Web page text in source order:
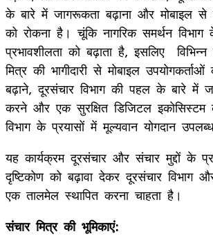
के बारे में जागरूकता बढ़ाना और मोबाइल से
को रोकना है। चूंकि नागरिक समर्थन
प्रभावशीलता को बढ़ाता है, इसलिए
मित्र की भागीदारी से मोबाइल उपयोगकर्ताओं
बढ़ाने, दूरसंचार विभाग की पहल के बारे में
करने और एक सुरक्षित डिजिटल
विभाग के प्रयासों में मूल्यवान योगदान
यह कार्यक्रम दूरसंचार और संचार मुद्दों के
दृष्टिकोण को बढ़ावा देकर दूरसंचार विभाग
एक तालमेल स्थापित करना चाहता है।
संचार मित्र की भूमिकाएं: